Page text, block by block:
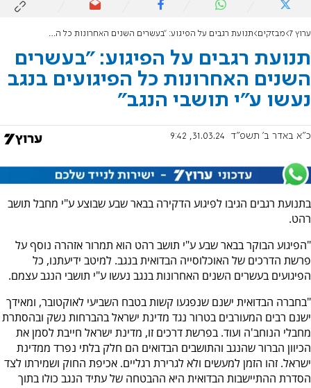
ערוץ 7 מבזקים תנועת רגבים על הפיגוע: "בעשרים השנים האחרונות כל הפיגועים בנגב נעשו ע"י תושבי הנגב"
תנועת רגבים על הפיגוע: "בעשרים
השנים האחרונות כל הפיגועים בנגב
נעשו ע"י תושבי הנגב"
כ"א באדר ב׳ תשפ"ד 31.03.24, 9:42
בתנועת רגבים הגיבו לפיגוע הדקירה בבאר שבע שבוצע ע"י מחבל תושב
רהט.
"הפיגוע הבוקר בבאר שבע ע"י תושב רהט הוא תמרור אזהרה נוסף על
פרשת הדרכים של האוכלוסייה הבדואית בנגב. למיטב ידיעתנו, כל
הפיגועים בעשרים השנים האחרונות בנגב נעשו ע"י תושבי הנגב עצמם.
"בחברה הבדואית ישנם שנפגעו קשות בטבח השביעי לאוקטובר, ומאידך
ישנם רבים המעורבים בטרור נגד מדינת ישראל בהברחות נשק ובהסתרת
מחבלי הנוחב'ה ועוד. בפרשת דרכים זו, מדינת ישראל חייבת לסמן את
הכיוון הברור שהנגב והתושבים הבדואים הם חלק בלתי נפרד ממדינת
ישראל. זהו הזמן למעשים ולא לגרירת רגליים. אכיפת החוק ושמירתו לצד
הסדרת ההתיישבות הבדואית היא ההבטחה של עתיד הנגב כולו בתוך